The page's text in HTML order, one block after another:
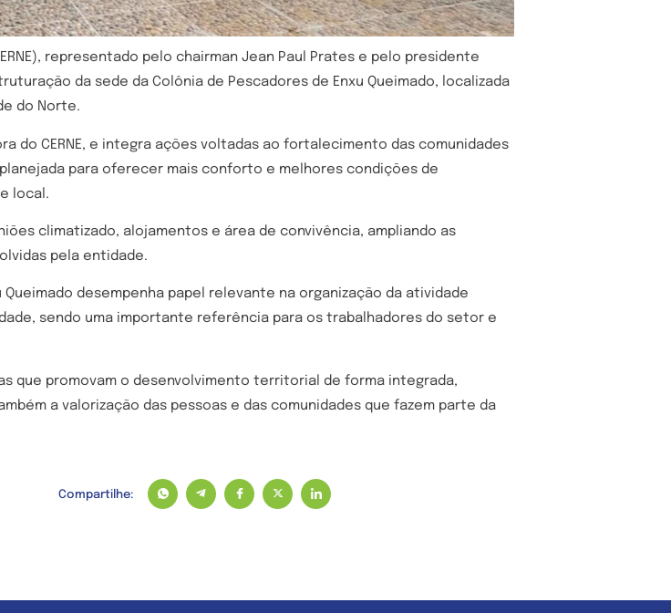
representado pelo chairman Jean Paul Prates e pelo presidente
da sede da Colônia de Pescadores de Enxu Queimado, localizada
do Norte.
do CERNE, e integra ações voltadas ao fortalecimento das comunidades
para oferecer mais conforto e melhores condições de
local.
climatizado, alojamentos e área de convivência, ampliando as
pela entidade.
desempenha papel relevante na organização da atividade
sendo uma importante referência para os trabalhadores do setor e
que promovam o desenvolvimento territorial de forma integrada,
a valorização das pessoas e das comunidades que fazem parte da
Compartilhe: